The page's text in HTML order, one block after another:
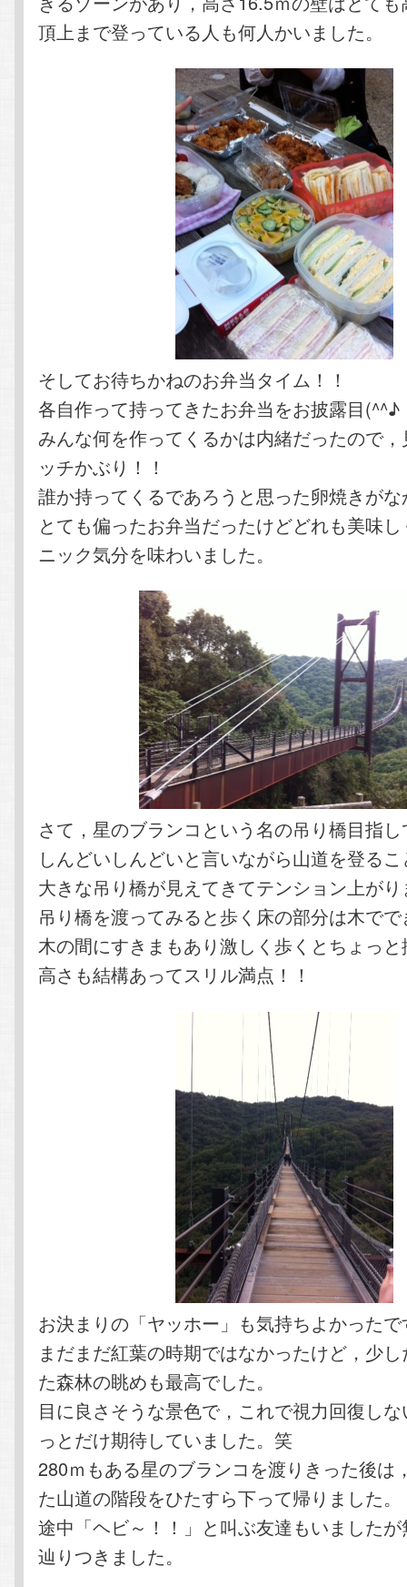
頂上まで登っている人も何人かいました。
そしてお待ちかねのお弁当タイム！！
各自作って持ってきたお弁当をお披露目(^^♪
みんな何を作ってくるかは内緒だったので
ッチかぶり！！
誰か持ってくるであろうと思った卵焼きが
とても偏ったお弁当だったけどどれも美味
ニック気分を味わいました。
さて，星のブランコという名の吊り橋目指
しんどいしんどいと言いながら山道を登る
大きな吊り橋が見えてきてテンション上が
吊り橋を渡ってみると歩く床の部分は木で
木の間にすきまもあり激しく歩くとちょっ
高さも結構あってスリル満点！！
お決まりの「ヤッホー」も気持ちよかった
まだまだ紅葉の時期ではなかったけど，少
た森林の眺めも最高でした。
目に良さそうな景色で，これで視力回復し
っとだけ期待していました。笑
280ｍもある星のブランコを渡りきった後は
た山道の階段をひたすら下って帰りました。
途中「ヘビ～！！」と叫ぶ友達もいました
辿りつきました。